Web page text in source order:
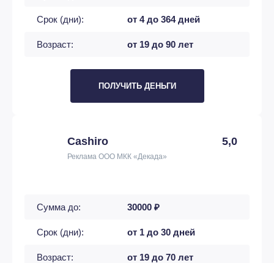
Срок (дни): от 4 до 364 дней
Возраст: от 19 до 90 лет
ПОЛУЧИТЬ ДЕНЬГИ
Cashiro 5,0
Реклама ООО МКК «Декада»
Сумма до: 30000 ₽
Срок (дни): от 1 до 30 дней
Возраст: от 19 до 70 лет